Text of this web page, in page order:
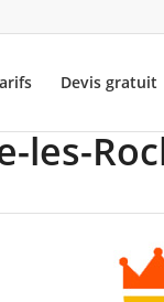
Devis gratuit
les-